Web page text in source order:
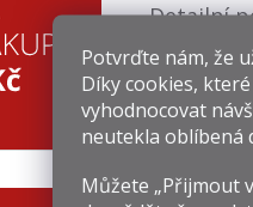
Potvrďte nám​​, že
Díky cookies, které
vyhodnocovat
neutekla oblíbená
Můžete „Přijmout
Detailní
Předtím,
sudů, aby
utěsnanou
Tento